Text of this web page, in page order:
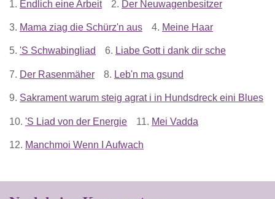
1. Endlich eine Arbeit 2. Der Neuwagenbesitzer
3. Mama ziag die Schürz'n aus 4. Meine Haar
5. 'S Schwabingliad 6. Liabe Gott i dank dir sche
7. Der Rasenmäher 8. Leb'n ma gsund
9. Sakrament warum steig agrat i in Hundsdreck eini Blues
10. 'S Liad von der Energie 11. Mei Vadda
12. Manchmoi Wenn I Aufwach